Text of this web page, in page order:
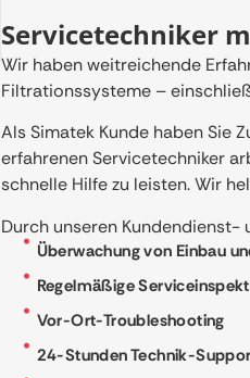
Servicetechniker
Wir haben weitreichende
Filtrationssysteme –
Als Simatek Kunde haben Sie
erfahrenen Servicetechniker
schnelle Hilfe zu leisten. Wir
Durch unseren
Überwachung von Einbau
Regelmäßige
Vor-Ort-Troubleshooting
24-Stunden Technik-